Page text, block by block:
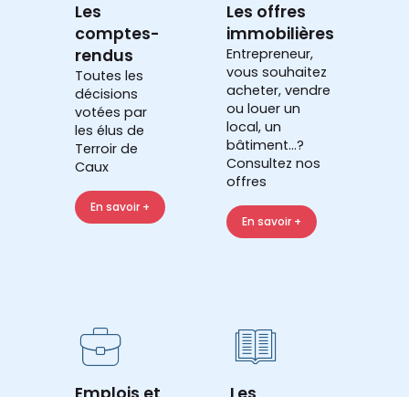
Les
comptes-
rendus
Toutes les
décisions
votées par
les élus de
Terroir de
Caux
En savoir +
Les offres
immobilières
Entrepreneur,
vous souhaitez
acheter, vendre
ou louer un
local, un
bâtiment...?
Consultez nos
offres
En savoir +